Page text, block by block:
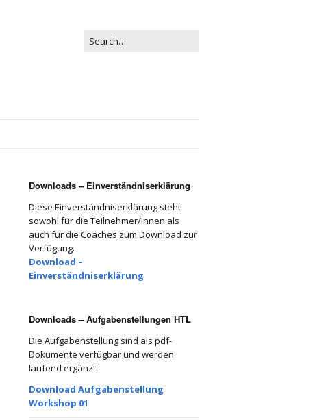
Downloads – Einverständniserklärung
Diese Einverständniserklärung steht
sowohl für die Teilnehmer/innen als
auch für die Coaches zum Download zur
Verfügung.
Download –
Einverständniserklärung
Downloads – Aufgabenstellungen HTL
Die Aufgabenstellung sind als pdf-
Dokumente verfügbar und werden
laufend ergänzt:
Download Aufgabenstellung
Workshop 01